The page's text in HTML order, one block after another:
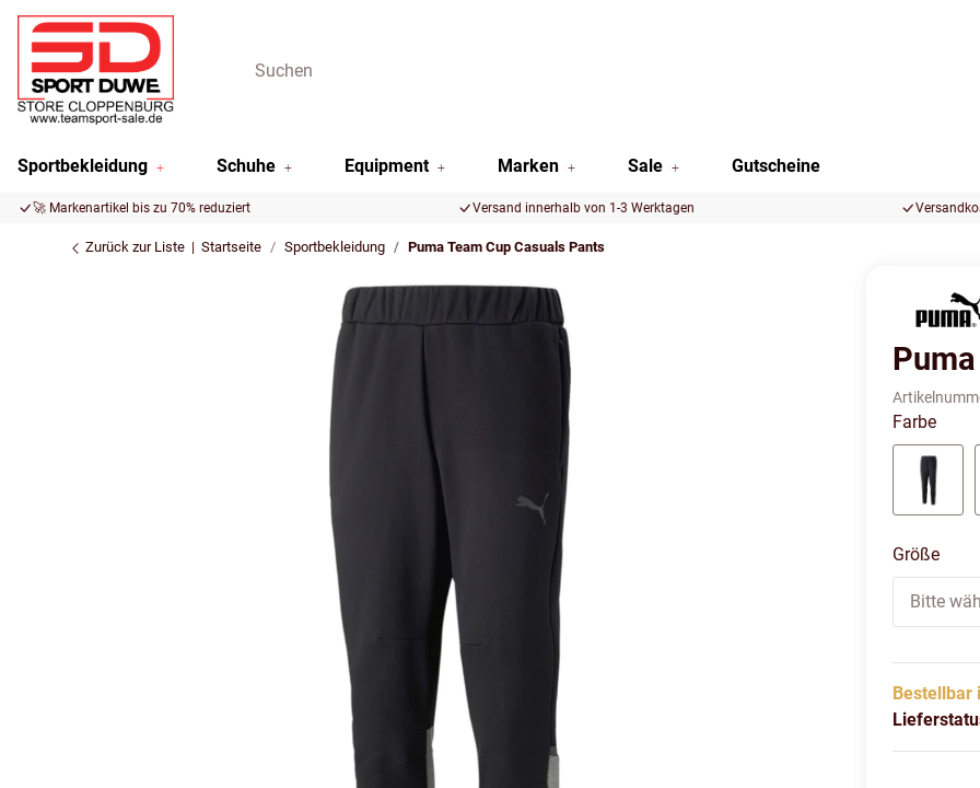
Sportbekleidung Schuhe Equipment Marken Sale Gutscheine
🚀 Markenartikel bis zu 70% reduziert Versand innerhalb von 1-3 Werktagen
Zurück zur Liste Startseite Sportbekleidung Puma Team Cup Casuals Pants
Farbe
Größe
Bitte
Bestellbar